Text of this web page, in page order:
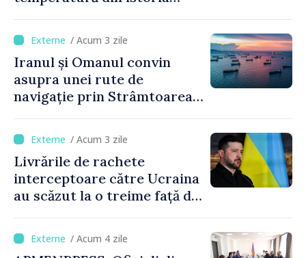
/ Acum 3 zile
Iranul și Omanul convin
asupra unei rute de
navigație prin Strâmtoarea
/ Acum 3 zile
Livrările de rachete
interceptoare către Ucraina
au scăzut la o treime față de
/ Acum 4 zile